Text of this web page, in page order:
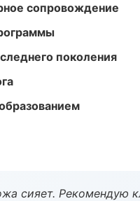
сопровождение
поколения
сияет. Рекомендую